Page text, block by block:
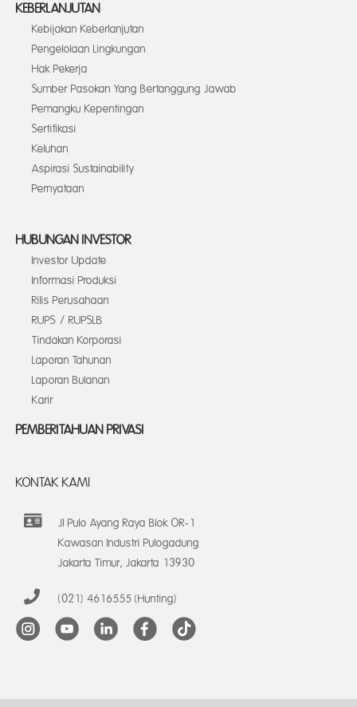
KEBERLANJUTAN
Kebijakan Keberlanjutan
Pengelolaan Lingkungan
Hak Pekerja
Sumber Pasokan Yang Bertanggung Jawab
Pemangku Kepentingan
Sertifikasi
Keluhan
Aspirasi Sustainability
Pernyataan
HUBUNGAN INVESTOR
Investor Update
Informasi Produksi
Rilis Perusahaan
RUPS / RUPSLB
Tindakan Korporasi
Laporan Tahunan
Laporan Bulanan
Karir
PEMBERITAHUAN PRIVASI
KONTAK KAMI
Jl Pulo Ayang Raya Blok OR-1
Kawasan Industri Pulogadung
Jakarta Timur, Jakarta 13930
(021) 4616555 (Hunting)